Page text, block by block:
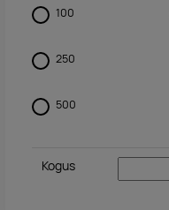
100
250
500
Kogus